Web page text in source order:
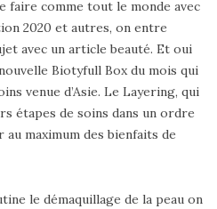
faire comme tout le monde avec
2020 et autres, on entre
avec un article beauté. Et oui
Biotyfull Box du mois qui
venue d’Asie. Le Layering, qui
étapes de soins dans un ordre
maximum des bienfaits de
le démaquillage de la peau on